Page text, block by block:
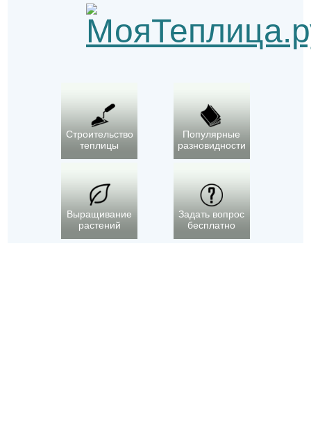
Строительство
теплицы
Популярные
разновидности
Выращивание
растений
Задать вопрос
бесплатно